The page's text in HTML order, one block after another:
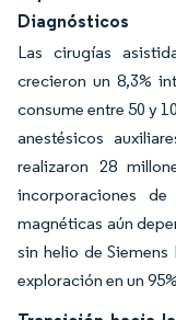
Diagnósticos
Las cirugías
crecieron un 8,3%
consume entre 50 y
anestésicos
realizaron 28
incorporaciones
magnéticas aún
sin helio de
exploración en un